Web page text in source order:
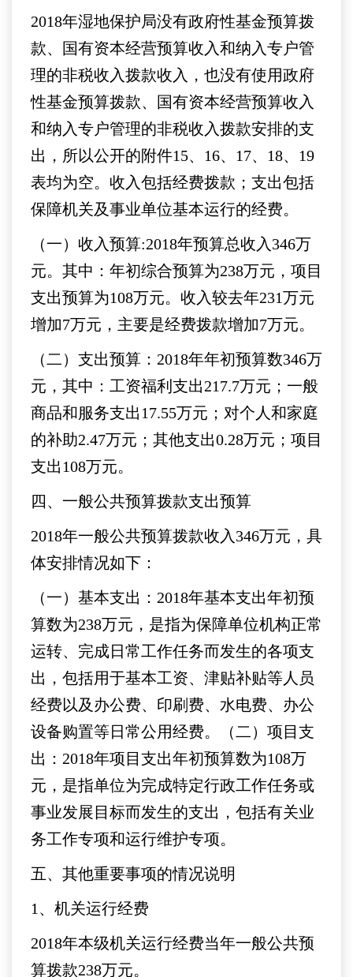
2018年湿地保护局没有政府性基金预算拨
款、国有资本经营预算收入和纳入专户管
理的非税收入拨款收入，也没有使用政府
性基金预算拨款、国有资本经营预算收入
和纳入专户管理的非税收入拨款安排的支
出，所以公开的附件15、16、17、18、19
表均为空。收入包括经费拨款；支出包括
保障机关及事业单位基本运行的经费。
（一）收入预算:2018年预算总收入346万
元。其中：年初综合预算为238万元，项目
支出预算为108万元。收入较去年231万元
增加7万元，主要是经费拨款增加7万元。
（二）支出预算：2018年年初预算数346万
元，其中：工资福利支出217.7万元；一般
商品和服务支出17.55万元；对个人和家庭
的补助2.47万元；其他支出0.28万元；项目
支出108万元。
四、一般公共预算拨款支出预算
2018年一般公共预算拨款收入346万元，具
体安排情况如下：
（一）基本支出：2018年基本支出年初预
算数为238万元，是指为保障单位机构正常
运转、完成日常工作任务而发生的各项支
出，包括用于基本工资、津贴补贴等人员
经费以及办公费、印刷费、水电费、办公
设备购置等日常公用经费。（二）项目支
出：2018年项目支出年初预算数为108万
元，是指单位为完成特定行政工作任务或
事业发展目标而发生的支出，包括有关业
务工作专项和运行维护专项。
五、其他重要事项的情况说明
1、机关运行经费
2018年本级机关运行经费当年一般公共预
算拨款238万元。